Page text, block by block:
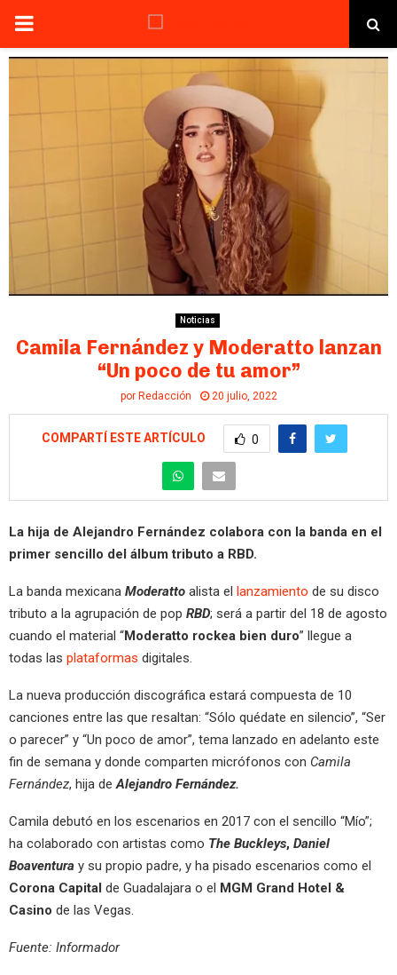
PRIMARY
MENU
Noticias
Camila Fernández y Moderatto lanzan
“Un poco de tu amor”
por Redacción 20 julio, 2022
COMPARTÍ ESTE ARTÍCULO 0
La hija de Alejandro Fernández colabora con la banda en el
primer sencillo del álbum tributo a RBD.
La banda mexicana Moderatto alista el lanzamiento de su disco
tributo a la agrupación de pop RBD; será a partir del 18 de agosto
cuando el material “Moderatto rockea bien duro” llegue a
todas las plataformas digitales.
La nueva producción discográfica estará compuesta de 10
canciones entre las que resaltan: “Sólo quédate en silencio”, “Ser
o parecer” y “Un poco de amor”, tema lanzado en adelanto este
fin de semana y donde comparten micrófonos con Camila
Fernández, hija deAlejandro Fernández.
Camila debutó en los escenarios en 2017 con el sencillo “Mío”;
ha colaborado con artistas como The Buckleys, Daniel
Boaventura y su propio padre, y ha pisado escenarios como el
Corona Capital de Guadalajara o el MGM Grand Hotel &
Casino de las Vegas.
Fuente: Informador